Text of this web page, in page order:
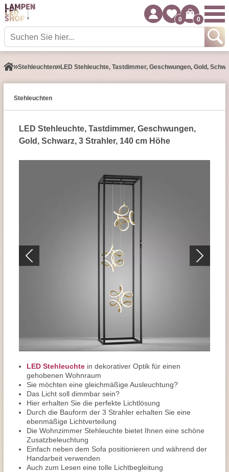
0 0
Stehleuchten LED Stehleuchte, Tastdimmer, Geschwungen, Gold,
Stehleuchten
LED Stehleuchte, Tastdimmer, Geschwungen,
Gold, Schwarz, 3 Strahler, 140 cm Höhe
LED Stehleuchte in dekorativer Optik für einen
gehobenen Wohnraum
Sie möchten eine gleichmäßige Ausleuchtung?
Das Licht soll dimmbar sein?
Hier erhalten Sie die perfekte Lichtlösung
Durch die Bauform der 3 Strahler erhalten Sie eine
ebenmäßige Lichtverteilung
Die Wohnzimmer Stehleuchte bietet Ihnen eine schöne
Zusatzbeleuchtung
Einfach neben dem Sofa positionieren und während der
Handarbeit verwenden
Auch zum Lesen eine tolle Lichtbegleitung